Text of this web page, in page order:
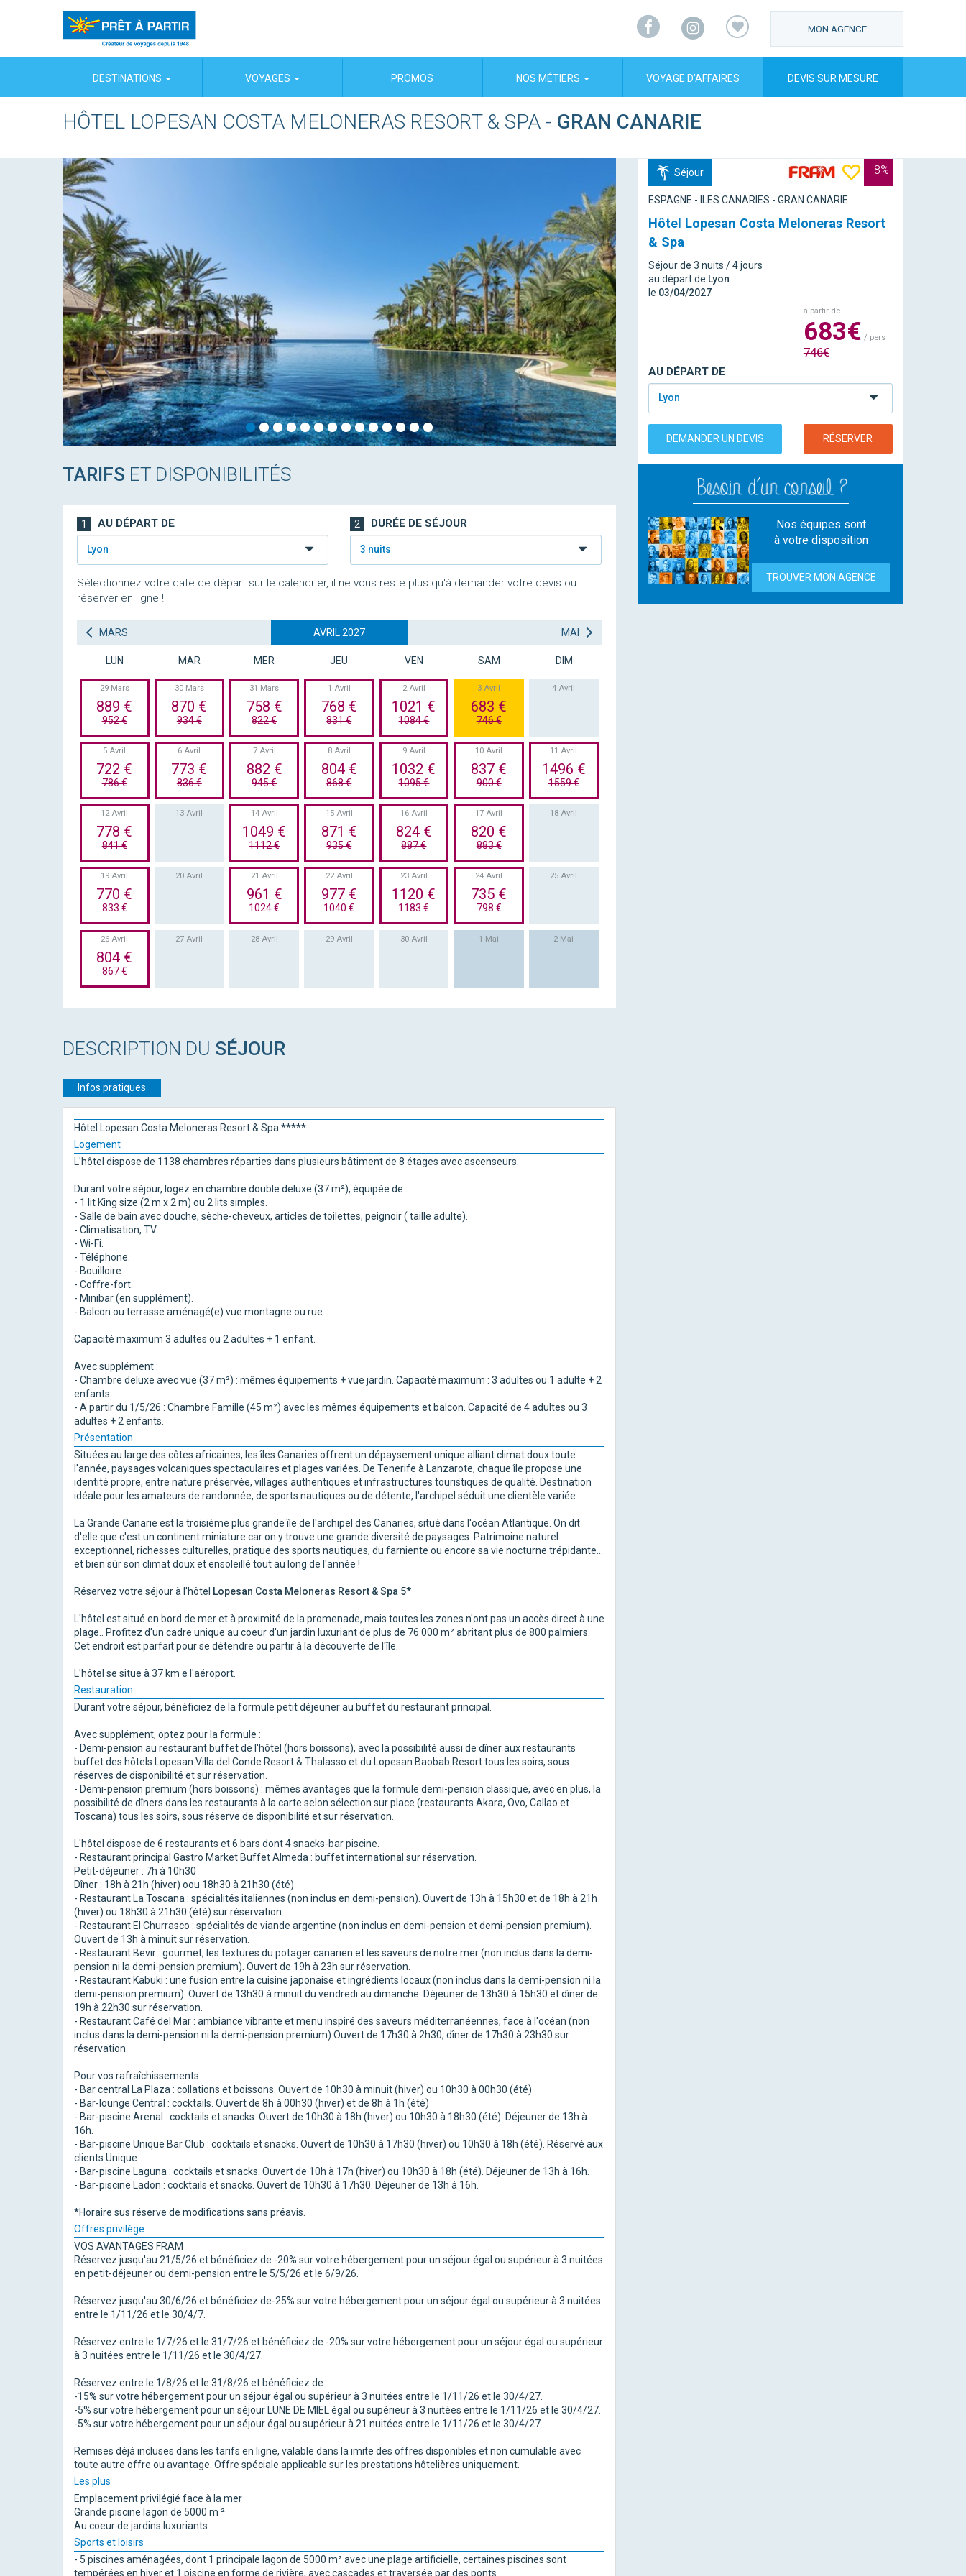
Facebook
Instagram
MON AGENCE
DESTINATIONS VOYAGES PROMOS NOS MÉTIERS VOYAGE D’AFFAIRES DEVIS SUR MESURE
HÔTEL LOPESAN COSTA MELONERAS RESORT & SPA - GRAN CANARIE
Séjour - 8%
ESPAGNE - ILES CANARIES - GRAN CANARIE
Hôtel Lopesan Costa Meloneras Resort
& Spa
Séjour de 3 nuits / 4 jours
au départ de Lyon
le 03/04/2027
à partir de
683€ / pers
746€
AU DÉPART DE
Lyon
DEMANDER UN DEVIS RÉSERVER
Nos équipes sont
à votre disposition
TROUVER MON AGENCE
TARIFS ET DISPONIBILITÉS
1 AU DÉPART DE
Lyon
2 DURÉE DE SÉJOUR
3 nuits
Sélectionnez votre date de départ sur le calendrier, il ne vous reste plus qu'à demander votre devis ou
réserver en ligne !
MARS AVRIL 2027 MAI
LUN MAR MER JEU VEN SAM DIM
29 Mars
889 €
952 €
30 Mars
870 €
934 €
31 Mars
758 €
822 €
1 Avril
768 €
831 €
2 Avril
1021 €
1084 €
3 Avril
683 €
746 €
4 Avril
5 Avril
722 €
786 €
6 Avril
773 €
836 €
7 Avril
882 €
945 €
8 Avril
804 €
868 €
9 Avril
1032 €
1095 €
10 Avril
837 €
900 €
11 Avril
1496 €
1559 €
12 Avril
778 €
841 €
13 Avril 14 Avril
1049 €
1112 €
15 Avril
871 €
935 €
16 Avril
824 €
887 €
17 Avril
820 €
883 €
18 Avril
19 Avril
770 €
833 €
20 Avril 21 Avril
961 €
1024 €
22 Avril
977 €
1040 €
23 Avril
1120 €
1183 €
24 Avril
735 €
798 €
25 Avril
26 Avril
804 €
867 €
27 Avril 28 Avril 29 Avril 30 Avril 1 Mai 2 Mai
DESCRIPTION DU SÉJOUR
Infos pratiques
Hôtel Lopesan Costa Meloneras Resort & Spa *****
Logement
L'hôtel dispose de 1138 chambres réparties dans plusieurs bâtiment de 8 étages avec ascenseurs.
Durant votre séjour, logez en chambre double deluxe (37 m²), équipée de :
- 1 lit King size (2 m x 2 m) ou 2 lits simples.
- Salle de bain avec douche, sèche-cheveux, articles de toilettes, peignoir ( taille adulte).
- Climatisation, TV.
- Wi-Fi.
- Téléphone.
- Bouilloire.
- Coffre-fort.
- Minibar (en supplément).
- Balcon ou terrasse aménagé(e) vue montagne ou rue.
Capacité maximum 3 adultes ou 2 adultes + 1 enfant.
Avec supplément :
- Chambre deluxe avec vue (37 m²) : mêmes équipements + vue jardin. Capacité maximum : 3 adultes ou 1 adulte + 2
enfants
- A partir du 1/5/26 : Chambre Famille (45 m²) avec les mêmes équipements et balcon. Capacité de 4 adultes ou 3
adultes + 2 enfants.
Présentation
Situées au large des côtes africaines, les îles Canaries offrent un dépaysement unique alliant climat doux toute
l'année, paysages volcaniques spectaculaires et plages variées. De Tenerife à Lanzarote, chaque île propose une
identité propre, entre nature préservée, villages authentiques et infrastructures touristiques de qualité. Destination
idéale pour les amateurs de randonnée, de sports nautiques ou de détente, l'archipel séduit une clientèle variée.
La Grande Canarie est la troisième plus grande île de l'archipel des Canaries, situé dans l'océan Atlantique. On dit
d'elle que c'est un continent miniature car on y trouve une grande diversité de paysages. Patrimoine naturel
exceptionnel, richesses culturelles, pratique des sports nautiques, du farniente ou encore sa vie nocturne trépidante...
et bien sûr son climat doux et ensoleillé tout au long de l'année !
Réservez votre séjour à l'hôtel Lopesan Costa Meloneras Resort & Spa 5*
L'hôtel est situé en bord de mer et à proximité de la promenade, mais toutes les zones n'ont pas un accès direct à une
plage.. Profitez d'un cadre unique au coeur d'un jardin luxuriant de plus de 76 000 m² abritant plus de 800 palmiers.
Cet endroit est parfait pour se détendre ou partir à la découverte de l'île.
L'hôtel se situe à 37 km e l'aéroport.
Restauration
Durant votre séjour, bénéficiez de la formule petit déjeuner au buffet du restaurant principal.
Avec supplément, optez pour la formule :
- Demi-pension au restaurant buffet de l'hôtel (hors boissons), avec la possibilité aussi de dîner aux restaurants
buffet des hôtels Lopesan Villa del Conde Resort & Thalasso et du Lopesan Baobab Resort tous les soirs, sous
réserves de disponibilité et sur réservation.
- Demi-pension premium (hors boissons) : mêmes avantages que la formule demi-pension classique, avec en plus, la
possibilité de dîners dans les restaurants à la carte selon sélection sur place (restaurants Akara, Ovo, Callao et
Toscana) tous les soirs, sous réserve de disponibilité et sur réservation.
L'hôtel dispose de 6 restaurants et 6 bars dont 4 snacks-bar piscine.
- Restaurant principal Gastro Market Buffet Almeda : buffet international sur réservation.
Petit-déjeuner : 7h à 10h30
Dîner : 18h à 21h (hiver) oou 18h30 à 21h30 (été)
- Restaurant La Toscana : spécialités italiennes (non inclus en demi-pension). Ouvert de 13h à 15h30 et de 18h à 21h
(hiver) ou 18h30 à 21h30 (été) sur réservation.
- Restaurant El Churrasco : spécialités de viande argentine (non inclus en demi-pension et demi-pension premium).
Ouvert de 13h à minuit sur réservation.
- Restaurant Bevir : gourmet, les textures du potager canarien et les saveurs de notre mer (non inclus dans la demi-
pension ni la demi-pension premium). Ouvert de 19h à 23h sur réservation.
- Restaurant Kabuki : une fusion entre la cuisine japonaise et ingrédients locaux (non inclus dans la demi-pension ni la
demi-pension premium). Ouvert de 13h30 à minuit du vendredi au dimanche. Déjeuner de 13h30 à 15h30 et dîner de
19h à 22h30 sur réservation.
- Restaurant Café del Mar : ambiance vibrante et menu inspiré des saveurs méditerranéennes, face à l'océan (non
inclus dans la demi-pension ni la demi-pension premium).Ouvert de 17h30 à 2h30, dîner de 17h30 à 23h30 sur
réservation.
Pour vos rafraîchissements :
- Bar central La Plaza : collations et boissons. Ouvert de 10h30 à minuit (hiver) ou 10h30 à 00h30 (été)
- Bar-lounge Central : cocktails. Ouvert de 8h à 00h30 (hiver) et de 8h à 1h (été)
- Bar-piscine Arenal : cocktails et snacks. Ouvert de 10h30 à 18h (hiver) ou 10h30 à 18h30 (été). Déjeuner de 13h à
16h.
- Bar-piscine Unique Bar Club : cocktails et snacks. Ouvert de 10h30 à 17h30 (hiver) ou 10h30 à 18h (été). Réservé aux
clients Unique.
- Bar-piscine Laguna : cocktails et snacks. Ouvert de 10h à 17h (hiver) ou 10h30 à 18h (été). Déjeuner de 13h à 16h.
- Bar-piscine Ladon : cocktails et snacks. Ouvert de 10h30 à 17h30. Déjeuner de 13h à 16h.
*Horaire sus réserve de modifications sans préavis.
Offres privilège
VOS AVANTAGES FRAM
Réservez jusqu'au 21/5/26 et bénéficiez de -20% sur votre hébergement pour un séjour égal ou supérieur à 3 nuitées
en petit-déjeuner ou demi-pension entre le 5/5/26 et le 6/9/26.
Réservez jusqu'au 30/6/26 et bénéficiez de-25% sur votre hébergement pour un séjour égal ou supérieur à 3 nuitées
entre le 1/11/26 et le 30/4/7.
Réservez entre le 1/7/26 et le 31/7/26 et bénéficiez de -20% sur votre hébergement pour un séjour égal ou supérieur
à 3 nuitées entre le 1/11/26 et le 30/4/27.
Réservez entre le 1/8/26 et le 31/8/26 et bénéficiez de :
-15% sur votre hébergement pour un séjour égal ou supérieur à 3 nuitées entre le 1/11/26 et le 30/4/27.
-5% sur votre hébergement pour un séjour LUNE DE MIEL égal ou supérieur à 3 nuitées entre le 1/11/26 et le 30/4/27.
-5% sur votre hébergement pour un séjour égal ou supérieur à 21 nuitées entre le 1/11/26 et le 30/4/27.
Remises déjà incluses dans les tarifs en ligne, valable dans la imite des offres disponibles et non cumulable avec
toute autre offre ou avantage. Offre spéciale applicable sur les prestations hôtelières uniquement.
Les plus
Emplacement privilégié face à la mer
Grande piscine lagon de 5000 m ²
Au coeur de jardins luxuriants
Sports et loisirs
- 5 piscines aménagées, dont 1 principale lagon de 5000 m² avec une plage artificielle, certaines piscines sont
tempérées en hiver et 1 piscine en forme de rivière, avec cascades et traversée par des ponts.